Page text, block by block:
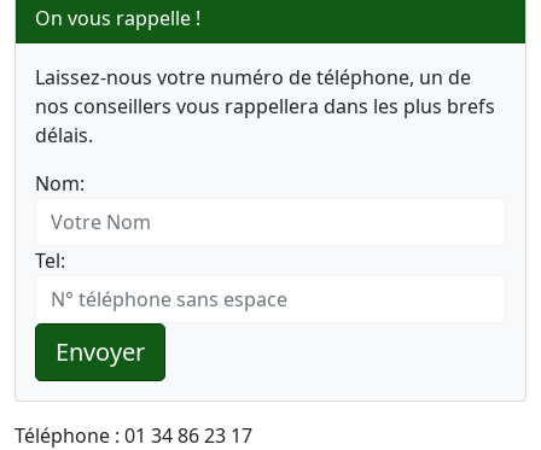
On vous rappelle !
Laissez-nous votre numéro de téléphone, un de
nos conseillers vous rappellera dans les plus brefs
délais.
Nom:
Tel:
Envoyer
Téléphone : 01 34 86 23 17